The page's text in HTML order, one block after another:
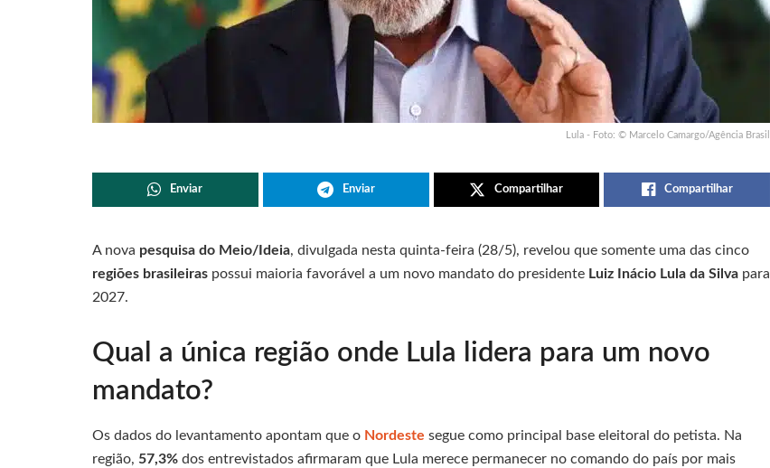
Lula - Foto: © Marcelo Camargo/Agência Brasil
Enviar Enviar Compartilhar Compartilhar
A nova pesquisa do Meio/Ideia, divulgada nesta quinta-feira (28/5), revelou que somente uma das cinco
regiões brasileiras possui maioria favorável a um novo mandato do presidente Luiz Inácio Lula da Silva para
2027.
Qual a única região onde Lula lidera para um novo
mandato?
Os dados do levantamento apontam que o Nordeste segue como principal base eleitoral do petista. Na
região, 57,3% dos entrevistados afirmaram que Lula merece permanecer no comando do país por mais